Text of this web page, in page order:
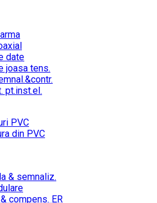
date
joasa tens.
pt.inst.el.
PVC
din PVC
& semnaliz.
compens. ER